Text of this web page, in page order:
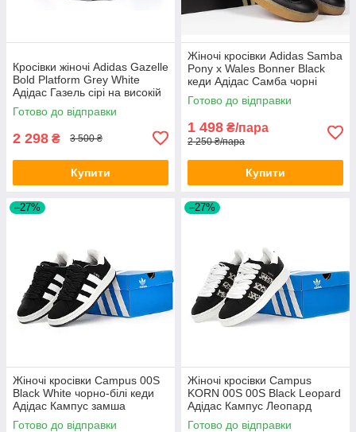
Кросівки жіночі Adidas Gazelle
Bold Platform Grey White
Адідас Газель сірі на високій
підошві платформі замшеві
повсякденні
Готово до відправки
2 298 ₴ 3 500 ₴
Купити
Жіночі кросівки Adidas Samba
Pony x Wales Bonner Black
кеди Адідас Самба чорні
шкіра
Готово до відправки
1 498 ₴/пара
2 250 ₴/пара
Купити
–27%
Жіночі кросівки Campus 00S
Black White чорно-білі кеди
Адідас Кампус замша
Готово до відправки
–27%
Жіночі кросівки Campus
KORN 00S 00S Black Leopard
Адідас Кампус Леопард
чорно-білі замшеві
Готово до відправки